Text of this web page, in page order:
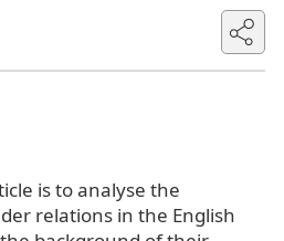
is to analyse the
relations in the English